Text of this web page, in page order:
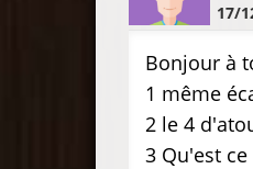
17/
Bonjour à
1 même
2 le 4
3 Qu'est